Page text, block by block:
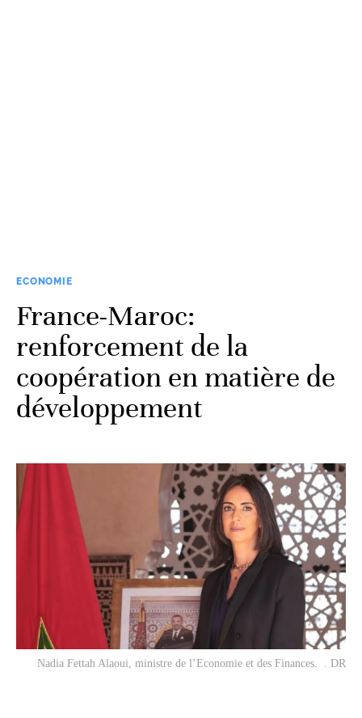
ECONOMIE
France-Maroc:
renforcement de la
coopération en matière de
développement
Nadia Fettah Alaoui, ministre de l’Economie et des Finances. . DR